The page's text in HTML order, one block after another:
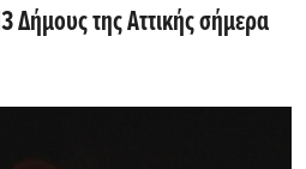
Δήμους της Αττικής σήμερα